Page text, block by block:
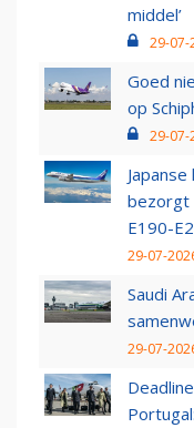
middel’
29-07-
Goed
op
29-07-
bezorgt
E190-E2
29-07-
Saudi
29-07-